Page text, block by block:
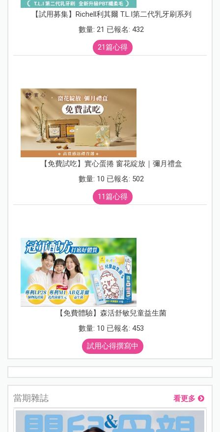
【試用募集】Richell利其爾 T.L.I第二代乳牙刷系列
數量: 21 已報名: 432
21篇心得
【免費試吃】實心蛋捲 窗花綻放｜彌月禮盒
數量: 10 已報名: 502
11篇心得
【免費體驗】森活舒敏兒童益生菌
數量: 10 已報名: 453
試用心得撰寫中
當期雜誌 看更多